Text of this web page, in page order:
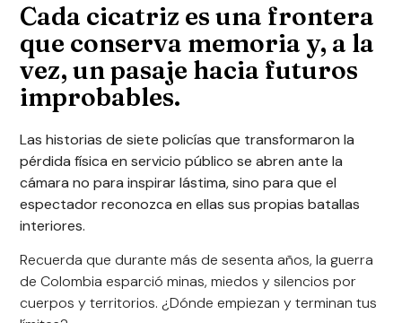
Cada cicatriz es una frontera
que conserva memoria y, a la
vez, un pasaje hacia futuros
improbables.
Las historias de siete policías que transformaron la
pérdida física en servicio público se abren ante la
cámara no para inspirar lástima, sino para que el
espectador reconozca en ellas sus propias batallas
interiores.
Recuerda que durante más de sesenta años, la guerra
de Colombia esparció minas, miedos y silencios por
cuerpos y territorios. ¿Dónde empiezan y terminan tus